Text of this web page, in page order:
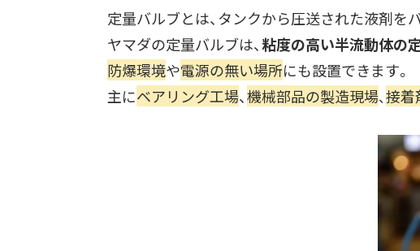
定量バルブとは、 タンクから圧送された液剤を
ヤマダの定量バルブは、 粘度の高い半流動体の
防爆環境や電源の無い場所にも設置できます。
主にベアリング工場、機械部品の製造現場、接着